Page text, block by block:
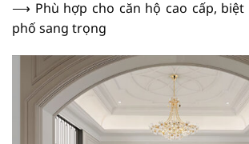
⟶ Phù hợp cho căn hộ cao cấp, biệt
phố sang trọng